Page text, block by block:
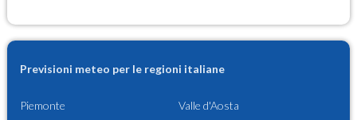
Previsioni meteo per le regioni italiane
Piemonte Valle d'Aosta